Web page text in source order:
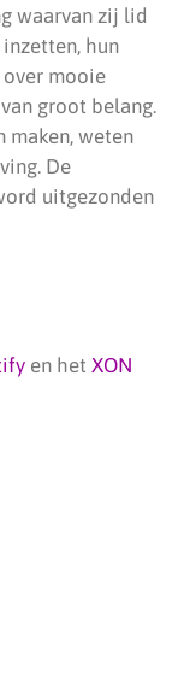
waarvan zij lid
hun
mooie
groot belang.
maken, weten
De
uitgezonden
en het XON